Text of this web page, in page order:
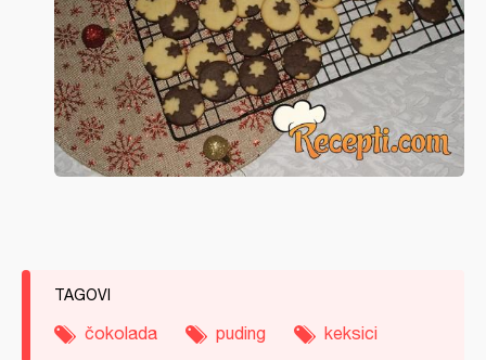
TAGOVI
čokolada puding keksici